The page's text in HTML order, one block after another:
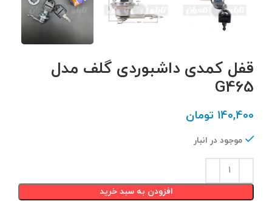
قفل کمدی داشبوردی گلف مدل
G465
140,400 تومان
موجود در انبار
افزودن به سبد خرید